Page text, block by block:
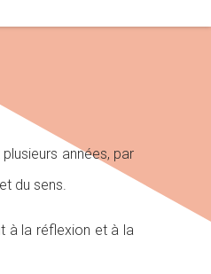
années, par
du sens.
à la réflexion et à la